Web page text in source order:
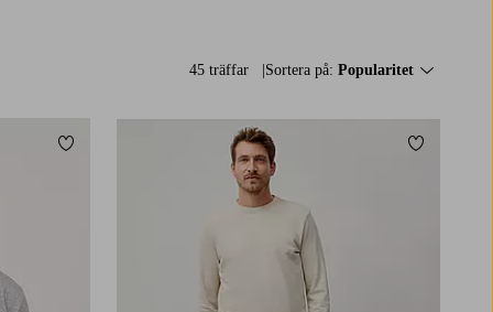
45 träffar Sortera på: Popularitet
Lägg till i favoriter Lägg till i